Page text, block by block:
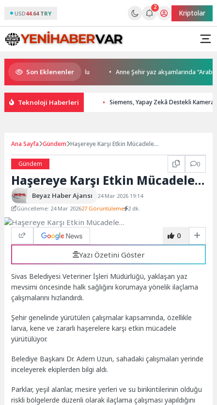
USD44.64 TRY
2
Kriptolar
Son Eklenenler
kupalar sahiplerini buldu Anne Şehir yaz akşamlarında
Teknoloji Haberleri Siemens, Yapay Zekâ Destekli
Ana Sayfa Gündem Haşereye Karşı Etkin Mücadele…
Gündem 0
Haşereye Karşı Etkin Mücadele…
Beyaz Haber Ajansı
24 Mar 2026 19:14
Güncelleme: 24 Mar 202627 Görüntüleme 2 dk.
0
Yazı Özetini Göster
Sivas Belediyesi Veteriner İşleri Müdürlüğü, yaklaşan yaz
mevsimi öncesinde halk sağlığını korumaya yönelik ilaçlama
çalışmalarını hızlandırdı.
Şehir genelinde yürütülen çalışmalar kapsamında, özellikle
larva, kene ve zararlı haşerelere karşı etkin mücadele
yürütülüyor.
Belediye Başkanı Dr. Adem Uzun, sahadaki çalışmaları yerinde
inceleyerek ekiplerden bilgi aldı.
Parklar, yeşil alanlar, mesire yerleri ve su birikintilerinin olduğu
riskli bölgelerde düzenli olarak ilaçlama çalışması yapıldığını